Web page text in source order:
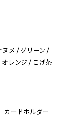
ヌメ / グリーン /
レンジ / こげ茶
カードホルダー